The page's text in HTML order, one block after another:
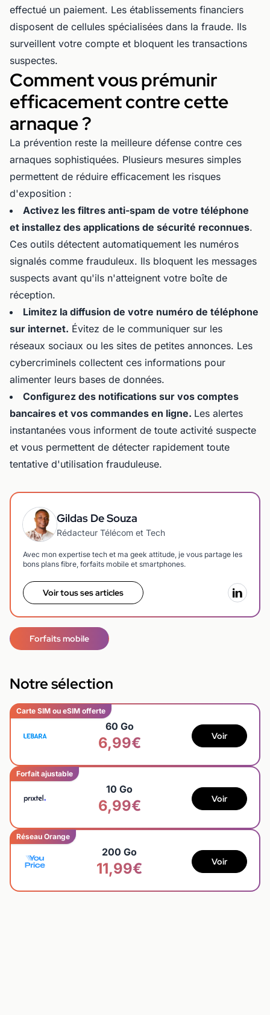
effectué un paiement. Les établissements financiers
disposent de cellules spécialisées dans la fraude. Ils
surveillent votre compte et bloquent les transactions
suspectes.
Comment vous prémunir
efficacement contre cette
arnaque ?
La prévention reste la meilleure défense contre ces
arnaques sophistiquées. Plusieurs mesures simples
permettent de réduire efficacement les risques
d'exposition :
Activez les filtres anti-spam de votre téléphone
et installez des applications de sécurité reconnues.
Ces outils détectent automatiquement les numéros
signalés comme frauduleux. Ils bloquent les messages
suspects avant qu'ils n'atteignent votre boîte de
réception.
Limitez la diffusion de votre numéro de téléphone
sur internet. Évitez de le communiquer sur les
réseaux sociaux ou les sites de petites annonces. Les
cybercriminels collectent ces informations pour
alimenter leurs bases de données.
Configurez des notifications sur vos comptes
bancaires et vos commandes en ligne. Les alertes
instantanées vous informent de toute activité suspecte
et vous permettent de détecter rapidement toute
tentative d'utilisation frauduleuse.
Gildas De Souza
Rédacteur Télécom et Tech
Avec mon expertise tech et ma geek attitude, je vous partage les
bons plans fibre, forfaits mobile et smartphones.
Voir tous ses articles
Forfaits mobile
Notre sélection
Carte SIM ou eSIM offerte
60 Go
6,99€ Voir
Forfait ajustable
10 Go
6,99€ Voir
Réseau Orange
200 Go
11,99€ Voir